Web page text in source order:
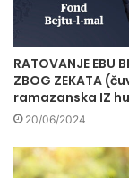
RATOVANJE EBU
ZBOG ZEKATA
ramazanska IZ
20/06/2024